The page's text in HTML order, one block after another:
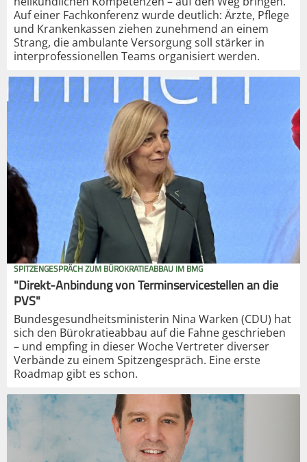
Auf einer Fachkonferenz wurde deutlich: Ärzte, Pflege
und Krankenkassen ziehen zunehmend an einem
Strang, die ambulante Versorgung soll stärker in
interprofessionellen Teams organisiert werden.
SPITZENGESPRÄCH ZUM BÜROKRATIEABBAU IM BMG
"Direkt-Anbindung von Terminservicestellen an die
PVS"
Bundesgesundheitsministerin Nina Warken (CDU) hat
sich den Bürokratieabbau auf die Fahne geschrieben
– und empfing in dieser Woche Vertreter diverser
Verbände zu einem Spitzengespräch. Eine erste
Roadmap gibt es schon.